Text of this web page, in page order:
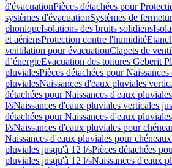
d'évacuationPièces détachées pour
systèmes d'évacuationSystèmes de
phoniqueIsolations des bruits solidiens
et aériensProtection contre l'humidité
ventilation pour évacuationClapets de
d’énergieEvacuation des toitures Geberit
pluvialesPièces détachées pour Naissances
pluvialesNaissances d'eaux pluviales
détachées pour Naissances d'eaux
l/sNaissances d'eaux pluviales verticales
détachées pour Naissances d'eaux
l/sNaissances d'eaux pluviales pour
Naissances d'eaux pluviales pour chéneaux
pluviales jusqu'à 12 l/sPièces détachées
pluviales jusqu'à 12 l/sNaissances d'eaux